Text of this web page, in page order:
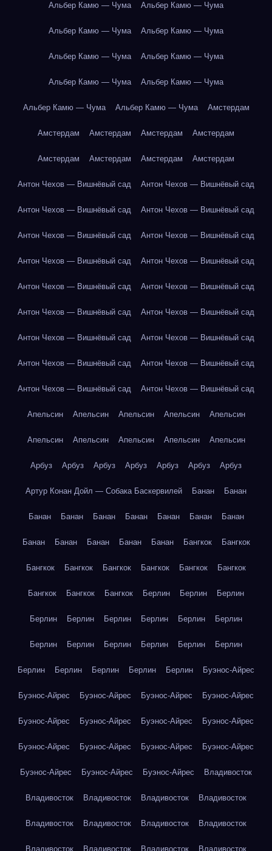
Альбер Камю — Чума Альбер Камю — Чума
Альбер Камю — Чума Альбер Камю — Чума
Альбер Камю — Чума Альбер Камю — Чума
Альбер Камю — Чума Альбер Камю — Чума
Альбер Камю — Чума Альбер Камю — Чума Амстердам
Амстердам Амстердам Амстердам Амстердам
Амстердам Амстердам Амстердам Амстердам
Антон Чехов — Вишнёвый сад Антон Чехов — Вишнёвый сад
Антон Чехов — Вишнёвый сад Антон Чехов — Вишнёвый сад
Антон Чехов — Вишнёвый сад Антон Чехов — Вишнёвый сад
Антон Чехов — Вишнёвый сад Антон Чехов — Вишнёвый сад
Антон Чехов — Вишнёвый сад Антон Чехов — Вишнёвый сад
Антон Чехов — Вишнёвый сад Антон Чехов — Вишнёвый сад
Антон Чехов — Вишнёвый сад Антон Чехов — Вишнёвый сад
Антон Чехов — Вишнёвый сад Антон Чехов — Вишнёвый сад
Антон Чехов — Вишнёвый сад Антон Чехов — Вишнёвый сад
Апельсин Апельсин Апельсин Апельсин Апельсин
Апельсин Апельсин Апельсин Апельсин Апельсин
Арбуз Арбуз Арбуз Арбуз Арбуз Арбуз Арбуз
Артур Конан Дойл — Собака Баскервилей Банан Банан
Банан Банан Банан Банан Банан Банан Банан
Банан Банан Банан Банан Банан Бангкок Бангкок
Бангкок Бангкок Бангкок Бангкок Бангкок Бангкок
Бангкок Бангкок Бангкок Берлин Берлин Берлин
Берлин Берлин Берлин Берлин Берлин Берлин
Берлин Берлин Берлин Берлин Берлин Берлин
Берлин Берлин Берлин Берлин Берлин Буэнос-Айрес
Буэнос-Айрес Буэнос-Айрес Буэнос-Айрес Буэнос-Айрес
Буэнос-Айрес Буэнос-Айрес Буэнос-Айрес Буэнос-Айрес
Буэнос-Айрес Буэнос-Айрес Буэнос-Айрес Буэнос-Айрес
Буэнос-Айрес Буэнос-Айрес Буэнос-Айрес Владивосток
Владивосток Владивосток Владивосток Владивосток
Владивосток Владивосток Владивосток Владивосток
Владивосток Владивосток Владивосток Владивосток